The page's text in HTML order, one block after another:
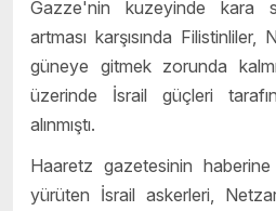
Gazze'nin kuzeyinde kara
artması karşısında
güneye gitmek zorunda
üzerinde İsrail güçleri
alınmıştı.
Haaretz gazetesinin
yürüten İsrail askerleri,